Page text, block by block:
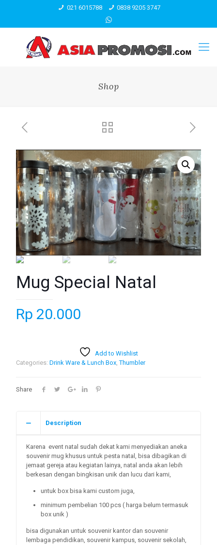
021 6015788 0838 9205 3747
Shop
Mug Special Natal
Rp 20.000
Add to Wishlist
Categories: Drink Ware & Lunch Box,Thumbler
Share
Description
Karena event natal sudah dekat kami menyediakan aneka
souvenir mug khusus untuk pesta natal, bisa dibagikan di
jemaat gereja atau kegiatan lainya, natal anda akan lebih
berkesan dengan bingkisan unik dan lucu dari kami,
untuk box bisa kami custom juga,
minimum pembelian 100 pcs ( harga belum termasuk
box unik )
bisa digunakan untuk souvenir kantor dan souvenir
lembaga pendidikan, souvenir kampus, souvenir sekolah,